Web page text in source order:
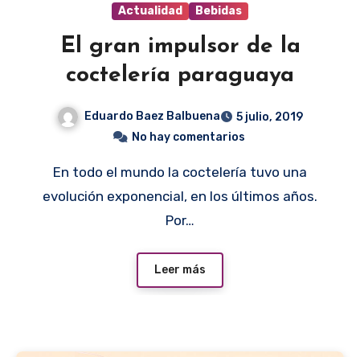
Actualidad Bebidas
El gran impulsor de la
coctelería paraguaya
Eduardo Baez Balbuena
5 julio, 2019
No hay comentarios
En todo el mundo la coctelería tuvo una
evolución exponencial, en los últimos años.
Por…
Leer más